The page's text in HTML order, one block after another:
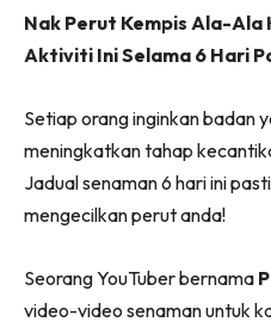
Nak Perut Kempis Ala-Ala
Aktiviti Ini Selama 6 Hari
Setiap orang inginkan badan
meningkatkan tahap
Jadual senaman 6 hari ini
mengecilkan perut anda!
Seorang YouTuber bernama
video-video senaman untuk